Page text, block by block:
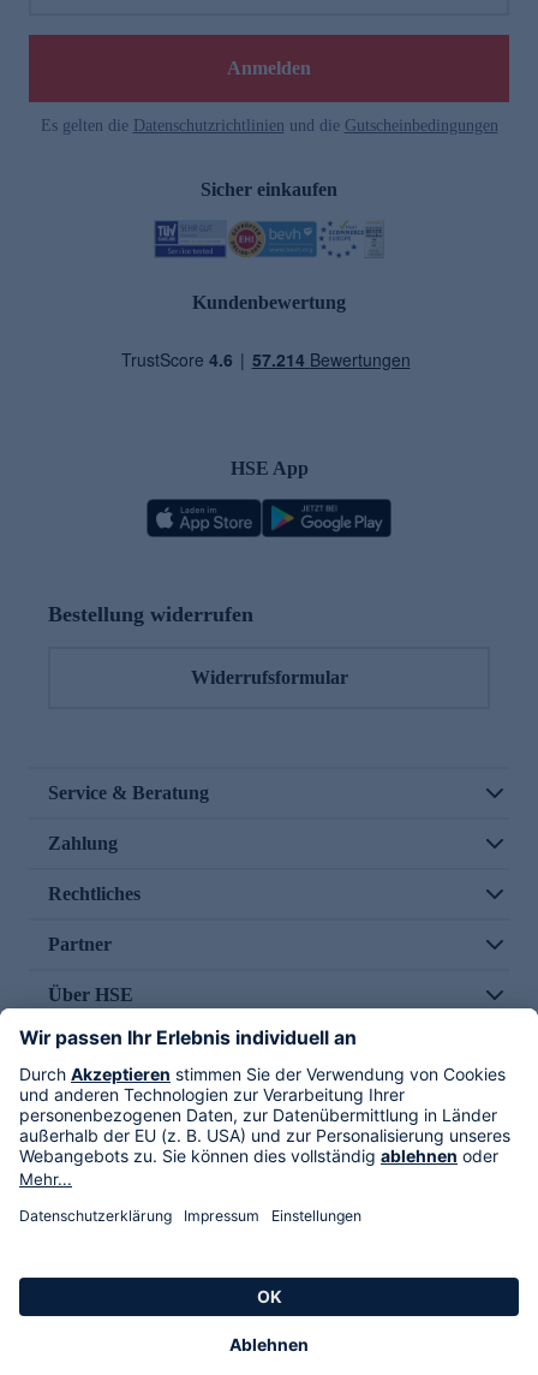
Anmelden
Es gelten die Datenschutzrichtlinien und die Gutscheinbedingungen
Sicher einkaufen
Kundenbewertung
HSE App
Bestellung widerrufen
Widerrufsformular
Service & Beratung
Zahlung
Rechtliches
Partner
Über HSE
Im TV
HSE International